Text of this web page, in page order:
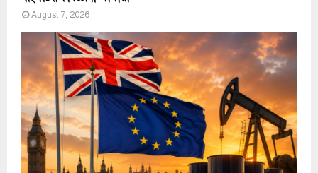
August 7, 2026